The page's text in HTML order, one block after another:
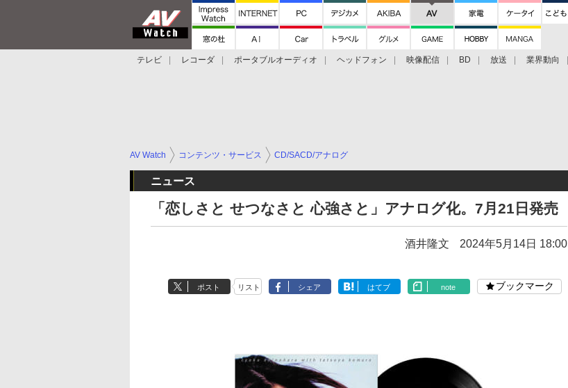
テレビ レコーダ ポータブルオーディオ ヘッドフォン 映像配信 BD 放送 業界動向
AV Watch コンテンツ・サービス CD/SACD/アナログ
ニュース
「恋しさと せつなさと 心強さと」アナログ化。7月21日発売
酒井隆文 2024年5月14日 18:00
ポスト リスト シェア はてブ note ブックマーク